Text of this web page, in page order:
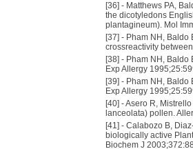
[36] - Matthews PA,
the dicotyledons
plantagineum). Mol
[37] - Pham NH, Baldo
crossreactivity
[38] - Pham NH,
Exp Allergy
[39] - Pham NH,
Exp Allergy
[40] -Asero R,
lanceolata) pollen.
[41] - Calabozo B,
biologically active
Biochem J